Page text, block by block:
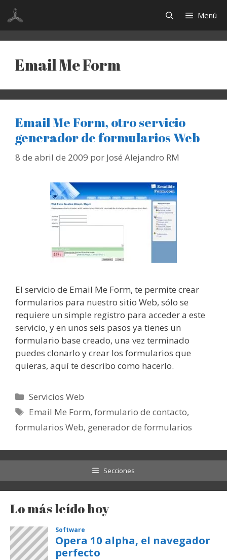
Saltar
contenido
Menú
Email Me Form
Email Me Form, otro servicio
generador de formularios Web
8 de abril de 2009 por José Alejandro RM
El servicio de Email Me Form, te permite crear
formularios para nuestro sitio Web, sólo se
requiere un simple registro para acceder a este
servicio, y en unos seis pasos ya tienes un
formulario base creado, una vez terminado
puedes clonarlo y crear los formularios que
quieras, aquí te describo como hacerlo.
Categorías
Servicios Web
Etiquetas
Email Me Form,formulario de contacto,
formularios Web, generador de formularios
Secciones
Lo más leído hoy